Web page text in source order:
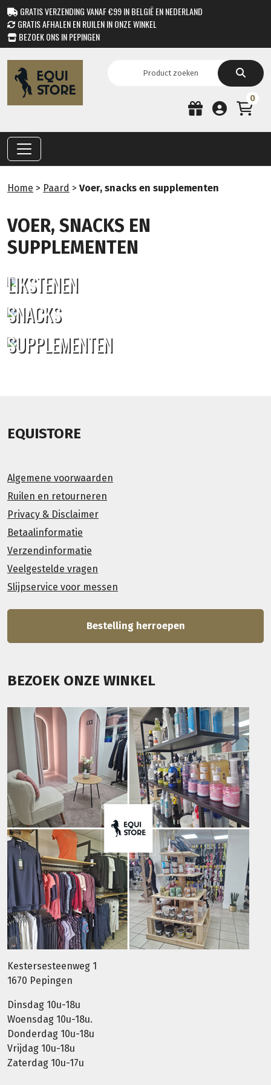
GRATIS VERZENDING VANAF €99 IN BELGIË EN NEDERLAND
GRATIS AFHALEN EN RUILEN IN ONZE WINKEL
BEZOEK ONS IN PEPINGEN
0
Home > Paard > Voer, snacks en supplementen
VOER, SNACKS EN
SUPPLEMENTEN
LIKSTENEN
SNACKS
SUPPLEMENTEN
EQUISTORE
Algemene voorwaarden
Ruilen en retourneren
Privacy & Disclaimer
Betaalinformatie
Verzendinformatie
Veelgestelde vragen
Slijpservice voor messen
Bestelling herroepen
BEZOEK ONZE WINKEL
Kestersesteenweg 1
1670 Pepingen
Dinsdag 10u-18u
Woensdag 10u-18u.
Donderdag 10u-18u
Vrijdag 10u-18u
Zaterdag 10u-17u